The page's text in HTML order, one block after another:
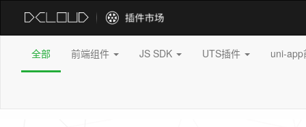
全部 前端组件 JS SDK UTS插件 uni-